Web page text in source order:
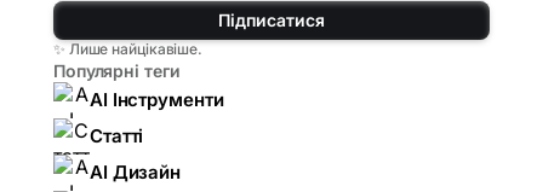
Підписатися
✨ Лише найцікавіше.
Популярні теги
AI Інструменти
Статті
AI Дизайн